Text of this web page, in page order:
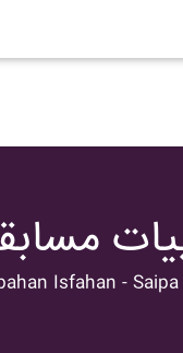
Isfahan -